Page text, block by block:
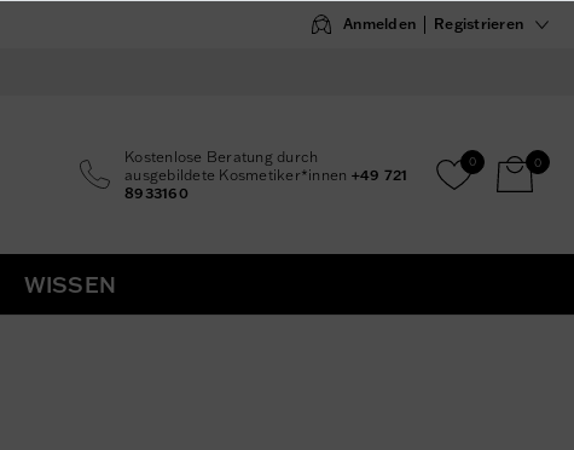
Anmelden Registrieren
Kostenlose Beratung durch
ausgebildete Kosmetiker*innen +49 721
8933160
0 0
WISSEN